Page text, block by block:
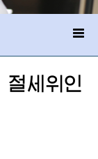
절세위인